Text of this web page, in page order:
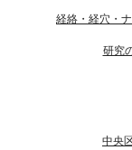
経絡・経穴・
研究
中央